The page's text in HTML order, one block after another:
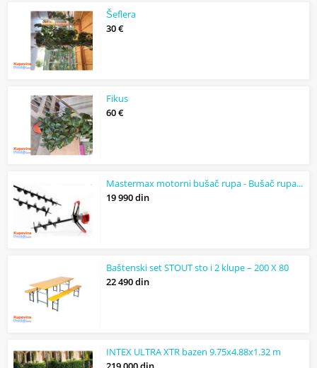
Šeflera
30 €
Fikus
60 €
Mastermax motorni bušač rupa - Bušač rupa od 5.2 KS
19 990 din
Baštenski set STOUT sto i 2 klupe – 200 X 80
22 490 din
INTEX ULTRA XTR bazen 9.75x4.88x1.32 m